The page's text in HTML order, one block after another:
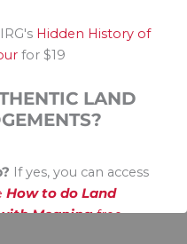
Hidden History of
for $19
LAND
If yes, you can access
How to do Land
Meaningfree.